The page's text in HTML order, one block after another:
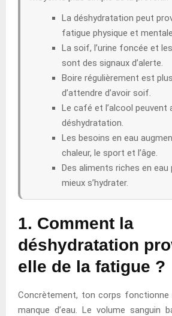
La déshydratation peut
fatigue physique et mentale.
La soif, l’urine foncée et
sont des signaux d’alerte.
Boire régulièrement est
d’attendre d’avoir soif.
Le café et l’alcool peuvent
déshydratation.
Les besoins en eau
chaleur, le sport et l’âge.
Des aliments riches en eau
mieux s’hydrater.
1. Comment la
déshydratation
elle de la fatigue ?
Concrètement, ton corps fonctionne
manque d’eau. Le volume sanguin